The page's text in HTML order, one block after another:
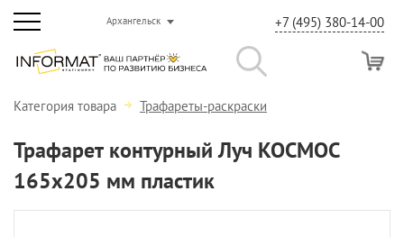
Архангельск +7 (495) 380-14-00
Категория товара Трафареты-раскраски
Трафарет контурный Луч КОСМОС
165х205 мм пластик